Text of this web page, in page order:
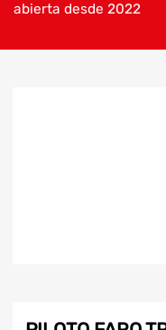
abierta desde 2022